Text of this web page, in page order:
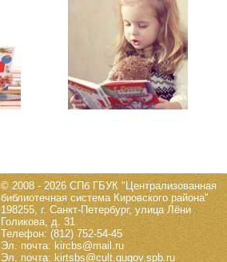
© 2008 - 2026 СПб ГБУК "Централизованная
библиотечная система Кировского района"
198255, г. Санкт-Петербург, улица Лёни
Голикова, д. 31
Телефон: (812) 752-54-45
Эл. почта: kircbs@mail.ru
Эл. почта: kirtsbs@cult.gugov.spb.ru